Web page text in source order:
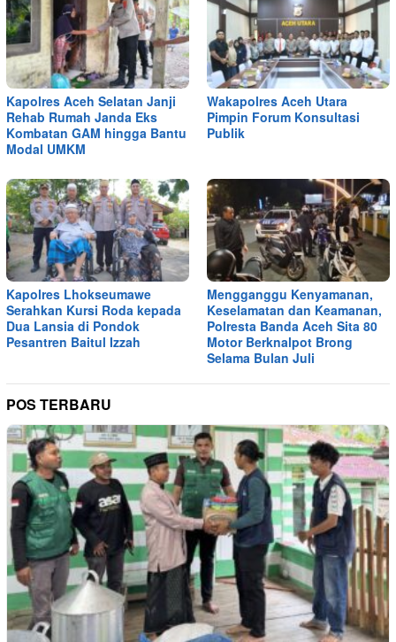
Kapolres Aceh Selatan Janji
Rehab Rumah Janda Eks
Kombatan GAM hingga Bantu
Modal UMKM
Wakapolres Aceh Utara
Pimpin Forum Konsultasi
Publik
Kapolres Lhokseumawe
Serahkan Kursi Roda kepada
Dua Lansia di Pondok
Pesantren Baitul Izzah
Mengganggu Kenyamanan,
Keselamatan dan Keamanan,
Polresta Banda Aceh Sita 80
Motor Berknalpot Brong
Selama Bulan Juli
POS TERBARU